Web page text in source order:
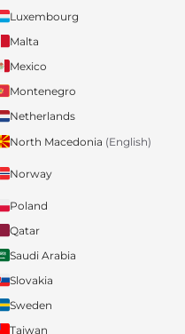
Luxembourg
Malta
Mexico
Montenegro
Netherlands
North Macedonia (English)
Norway
Poland
Qatar
Saudi Arabia
Slovakia
Sweden
Taiwan